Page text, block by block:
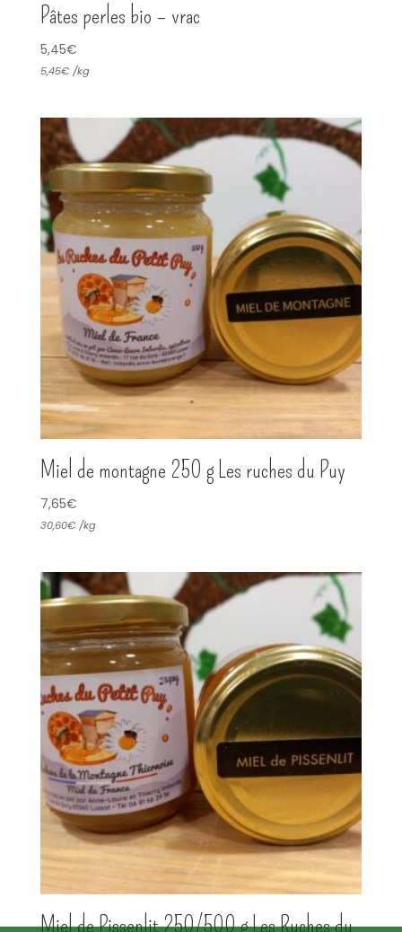
Pâtes perles bio – vrac
5,45€
5,45€ /kg
Miel de montagne 250 g Les ruches du Puy
7,65€
30,60€ /kg
Miel de Pissenlit 250/500 g Les Ruches du